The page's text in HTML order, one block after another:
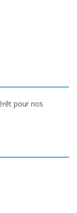
pour nos